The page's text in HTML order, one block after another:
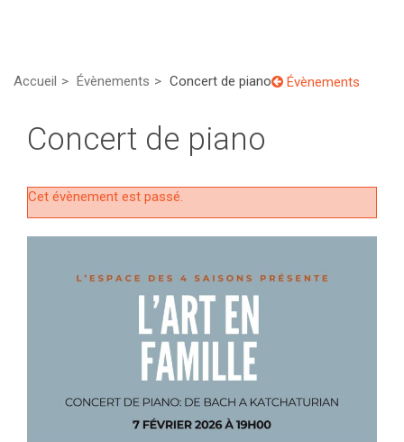
Accueil Évènements Concert de piano Évènements
Concert de piano
Cet évènement est passé.